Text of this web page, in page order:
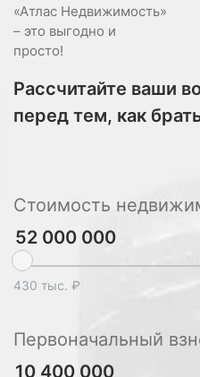
«Атлас Недвижимость»
– это выгодно и
просто!
Рассчитайте ваши
перед тем, как
Стоимость
430 тыс. ₽
Первоначальный